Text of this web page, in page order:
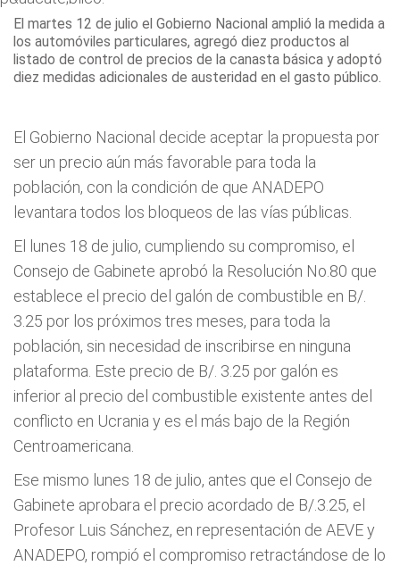
El martes 12 de julio el Gobierno Nacional amplió la medida a
los automóviles particulares, agregó diez productos al
listado de control de precios de la canasta básica y adoptó
diez medidas adicionales de austeridad en el gasto público.
El Gobierno Nacional decide aceptar la propuesta por
ser un precio aún más favorable para toda la
población, con la condición de que ANADEPO
levantara todos los bloqueos de las vías públicas.
El lunes 18 de julio, cumpliendo su compromiso, el
Consejo de Gabinete aprobó la Resolución No.80 que
establece el precio del galón de combustible en B/.
3.25 por los próximos tres meses, para toda la
población, sin necesidad de inscribirse en ninguna
plataforma. Este precio de B/. 3.25 por galón es
inferior al precio del combustible existente antes del
conflicto en Ucrania y es el más bajo de la Región
Centroamericana.
Ese mismo lunes 18 de julio, antes que el Consejo de
Gabinete aprobara el precio acordado de B/.3.25, el
Profesor Luis Sánchez, en representación de AEVE y
ANADEPO, rompió el compromiso retractándose de lo